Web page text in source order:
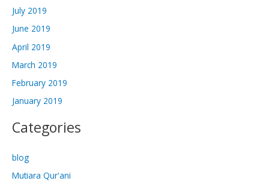
July 2019
June 2019
April 2019
March 2019
February 2019
January 2019
Categories
blog
Mutiara Qur'ani